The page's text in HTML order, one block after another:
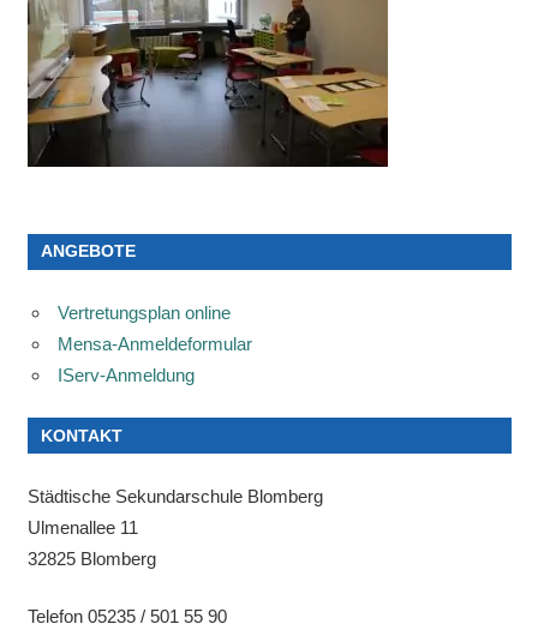
ANGEBOTE
Vertretungsplan online
Mensa-Anmeldeformular
IServ-Anmeldung
KONTAKT
Städtische Sekundarschule Blomberg
Ulmenallee 11
32825 Blomberg
Telefon 05235 / 501 55 90